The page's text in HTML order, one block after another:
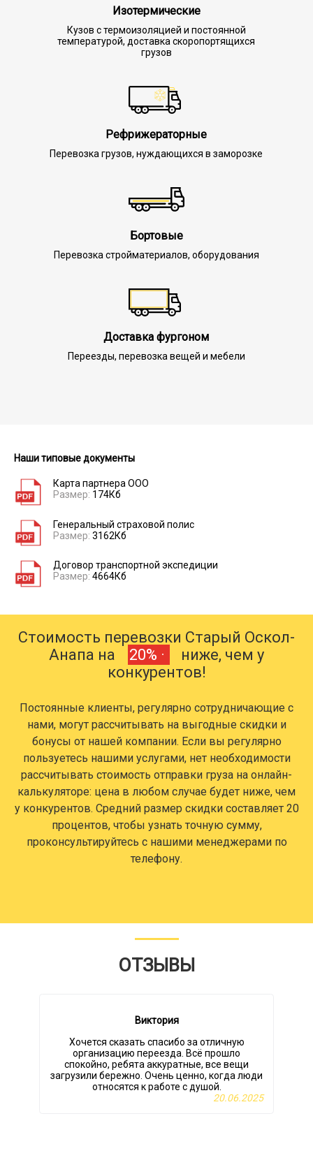
Изотермические
Кузов с термоизоляцией и постоянной
температурой, доставка скоропортящихся
грузов
Рефрижераторные
Перевозка грузов, нуждающихся в заморозке
Бортовые
Перевозка стройматериалов, оборудования
Доставка фургоном
Переезды, перевозка вещей и мебели
Наши типовые документы
Карта партнера ООО
Размер: 174Кб
Генеральный страховой полис
Размер: 3162Кб
Договор транспортной экспедиции
Размер: 4664Кб
Стоимость перевозки Старый Оскол-
Анапа на
20% ·
ниже, чем у
конкурентов!
Постоянные клиенты, регулярно сотрудничающие с
нами, могут рассчитывать на выгодные скидки и
бонусы от нашей компании. Если вы регулярно
пользуетесь нашими услугами, нет необходимости
рассчитывать стоимость отправки груза на онлайн-
калькуляторе: цена в любом случае будет ниже, чем
у конкурентов. Средний размер скидки составляет 20
процентов, чтобы узнать точную сумму,
проконсультируйтесь с нашими менеджерами по
телефону.
ОТЗЫВЫ
Виктория
Хочется сказать спасибо за отличную
организацию переезда. Всё прошло
спокойно, ребята аккуратные, все вещи
загрузили бережно. Очень ценно, когда люди
относятся к работе с душой.
20.06.2025